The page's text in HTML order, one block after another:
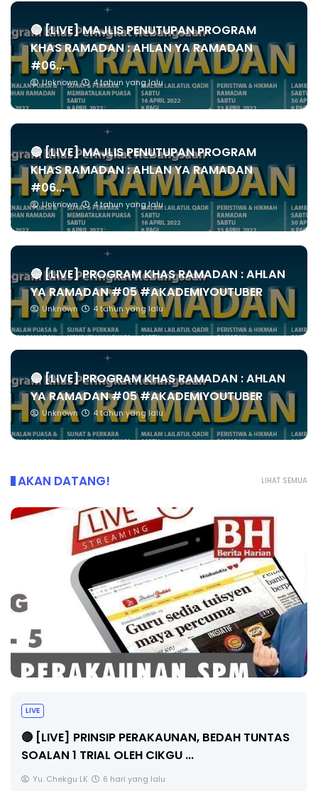
🔴 [LIVE] MAJLIS PENUTUPAN PROGRAM
KHAS RAMADAN : AHLAN YA RAMADAN
#06...
Unknown 4 tahun yang lalu
🔴 [LIVE] MAJLIS PENUTUPAN PROGRAM
KHAS RAMADAN : AHLAN YA RAMADAN
#06...
Unknown 4 tahun yang lalu
🔴 [LIVE] PROGRAM KHAS RAMADAN : AHLAN
YA RAMADAN #05 #AKADEMIYOUTUBER
Unknown 4 tahun yang lalu
🔴 [LIVE] PROGRAM KHAS RAMADAN : AHLAN
YA RAMADAN #05 #AKADEMIYOUTUBER
Unknown 4 tahun yang lalu
LIHAT SEMUA
AKAN DATANG!
LIVE
🔴 [LIVE] PRINSIP PERAKAUNAN, BEDAH TUNTAS
SOALAN 1 TRIAL OLEH CIKGU ...
Yu. Chekgu LK 6 hari yang lalu